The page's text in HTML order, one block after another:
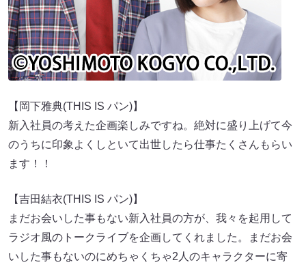
【岡下雅典(THIS IS パン)】
新入社員の考えた企画楽しみですね。絶対に盛り上げて今
のうちに印象よくしといて出世したら仕事たくさんもらい
ます！！
【吉田結衣(THIS IS パン)】
まだお会いした事もない新入社員の方が、我々を起用して
ラジオ風のトークライブを企画してくれました。まだお会
いした事もないのにめちゃくちゃ2人のキャラクターに寄